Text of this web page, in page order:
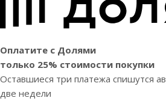
Оплатите с Долями
только 25% стоимости покупки
Оставшиеся три платежа спишутся
две недели